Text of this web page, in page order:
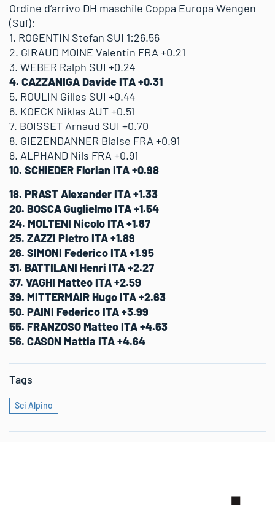
Ordine d’arrivo DH maschile Coppa Europa Wengen
(Sui):
1. ROGENTIN Stefan SUI 1:26.56
2. GIRAUD MOINE Valentin FRA +0.21
3. WEBER Ralph SUI +0.24
4. CAZZANIGA Davide ITA +0.31
5. ROULIN Gilles SUI +0.44
6. KOECK Niklas AUT +0.51
7. BOISSET Arnaud SUI +0.70
8. GIEZENDANNER Blaise FRA +0.91
8. ALPHAND Nils FRA +0.91
10. SCHIEDER Florian ITA +0.98
18. PRAST Alexander ITA +1.33
20. BOSCA Guglielmo ITA +1.54
24. MOLTENI Nicolo ITA +1.87
25. ZAZZI Pietro ITA +1.89
26. SIMONI Federico ITA +1.95
31. BATTILANI Henri ITA +2.27
37. VAGHI Matteo ITA +2.59
39. MITTERMAIR Hugo ITA +2.63
50. PAINI Federico ITA +3.99
55. FRANZOSO Matteo ITA +4.63
56. CASON Mattia ITA +4.64
Tags
Sci Alpino